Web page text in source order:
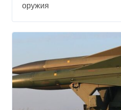
оружия